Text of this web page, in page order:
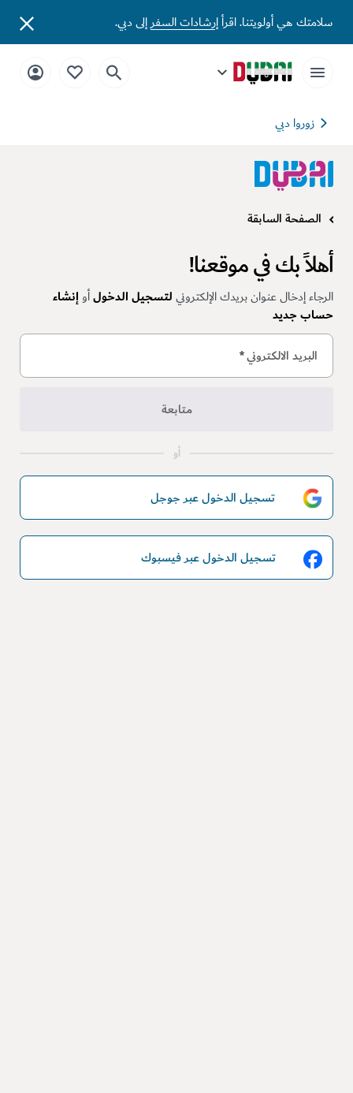
سلامتك هي أولويتنا. اقرأإرشادات السفرإلى دبي.
زوروا دبي
الصفحة السابقة
أهلاً بك في موقعنا!
الرجاء إدخال عنوان بريدك الإلكترونيلتسجيل الدخولأوإنشاء
حساب جديد
البريد الالكتروني*
متابعة
أو
تسجيل الدخول عبر جوجل
تسجيل الدخول عبر فيسبوك